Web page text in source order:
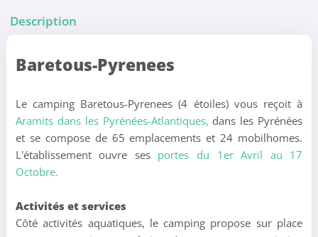
Description
Baretous-Pyrenees
Le camping Baretous-Pyrenees (4 étoiles) vous reçoit à
Aramits dans les Pyrénées-Atlantiques, dans les Pyrénées
et se compose de 65 emplacements et 24 mobilhomes.
L'établissement ouvre ses portes du 1er Avril au 17
Octobre.
Activités et services
Côté activités aquatiques, le camping propose sur place